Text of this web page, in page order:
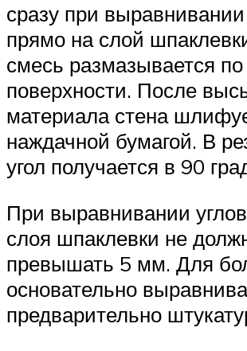
сразу при выравнивании
прямо на слой
смесь размазывается по
поверхности. После
материала стена
наждачной бумагой. В
угол получается в 90
При выравнивании
слоя шпаклевки не
превышать 5 мм. Для
основательно
предварительно